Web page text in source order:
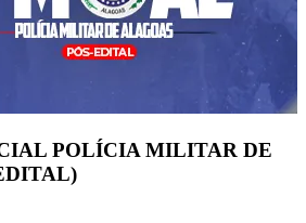
POLÍCIA MILITAR DE